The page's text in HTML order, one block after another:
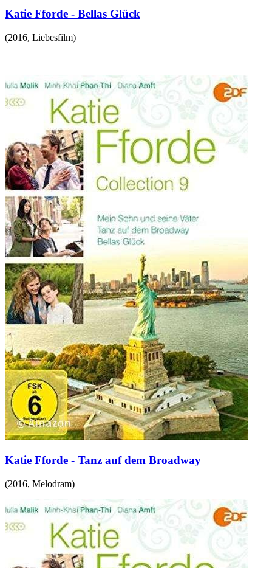
Katie Fforde - Bellas Glück
(2016, Liebesfilm)
Katie Fforde - Tanz auf dem Broadway
(2016, Melodram)